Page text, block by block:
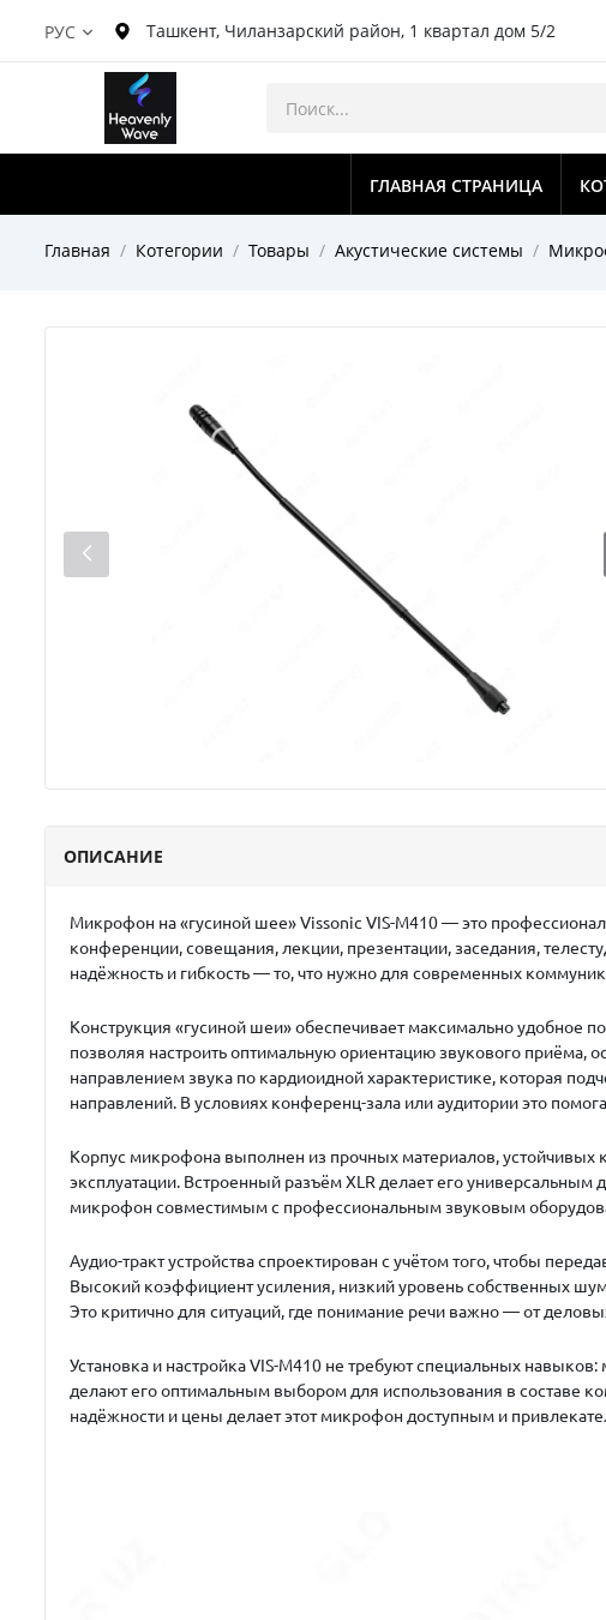
РУС Ташкент, Чиланзарский район, 1 квартал дом 5/2
ГЛАВНАЯ СТРАНИЦА
Главная Котегории Товары Акустические системы
ОПИСАНИЕ
Микрофон на «гусиной шее»Vissonic VIS-M410— это
конференции, совещания, лекции, презентации, заседания,
надёжность и гибкость — то, что нужно для современных
Конструкция «гусиной шеи» обеспечивает максимально удобное
позволяя настроить оптимальную ориентацию звукового приёма,
направлением звука по кардиоидной характеристике, которая
направлений. В условиях конференц-зала или аудитории это
Корпус микрофона выполнен из прочных материалов, устойчивых
эксплуатации. Встроенный разъём XLR делает его
микрофон совместимым с профессиональным звуковым
Аудио-тракт устройства спроектирован с учётом того, чтобы
Высокий коэффициент усиления, низкий уровень собственных
Это критично для ситуаций, где понимание речи важно — от
Установка и настройка VIS-M410 не требуют специальных
делают его оптимальным выбором для использования в составе
надёжности и цены делает этот микрофон доступным и